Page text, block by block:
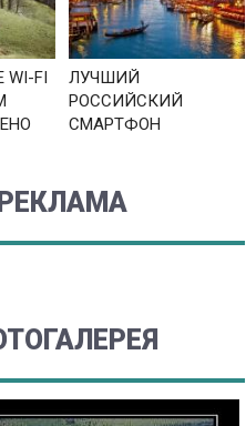
FI
ЛУЧШИЙ
РОССИЙСКИЙ
СМАРТФОН
РЕКЛАМА